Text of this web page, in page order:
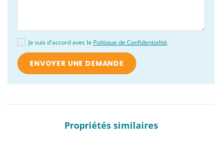
Je suis d'accord avec le Politique de Confidentialité.
Propriétés similaires